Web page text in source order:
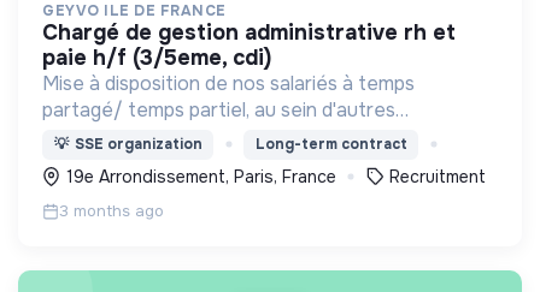
GEYVO ILE DE FRANCE
chargé de gestion administrative rh et
paie h/f (3/5eme, cdi)
Mise à disposition de nos salariés à temps
partagé/ temps partiel, au sein d'autres
associations et petites entreprises
💡 SSE organization Long-term contract
19e Arrondissement, Paris, France Recruitment
3 months ago